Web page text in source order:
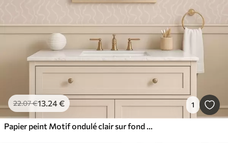
22.07€13.24€ 1
Papier peint Motif ondulé clair sur fond beige